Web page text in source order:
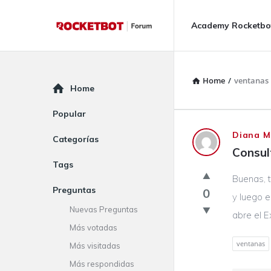
Forum
Forum
Navigation
Academy
Home / ventanas
Rocketbot
Forum
Latest
Questions
Diana
0
Buenas,
y luego
abre el
ventanas
Explore
Home
Popular
Categorías
Tags
Preguntas
Nuevas Preguntas
Más votadas
Más visitadas
Más respondidas